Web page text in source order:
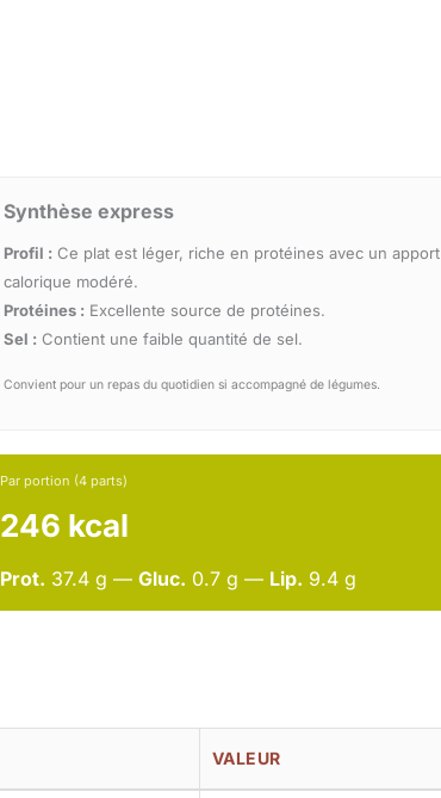
Synthèse express
Profil : Ce plat est léger, riche en protéines avec un apport
calorique modéré.
Protéines : Excellente source de protéines.
Sel : Contient une faible quantité de sel.
Convient pour un repas du quotidien si accompagné de légumes.
Par portion (4 parts)
246 kcal
Prot. 37.4 g —Gluc. 0.7 g — Lip. 9.4 g
VALEUR